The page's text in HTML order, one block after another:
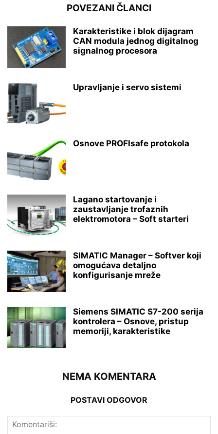
POVEZANI ČLANCI
Karakteristike i blok dijagram
CAN modula jednog digitalnog
signalnog procesora
Upravljanje i servo sistemi
Osnove PROFIsafe protokola
Lagano startovanje i
zaustavljanje trofaznih
elektromotora – Soft starteri
SIMATIC Manager – Softver koji
omogućava detaljno
konfigurisanje mreže
Siemens SIMATIC S7-200 serija
kontrolera – Osnove, pristup
memoriji, karakteristike
NEMA KOMENTARA
POSTAVI ODGOVOR